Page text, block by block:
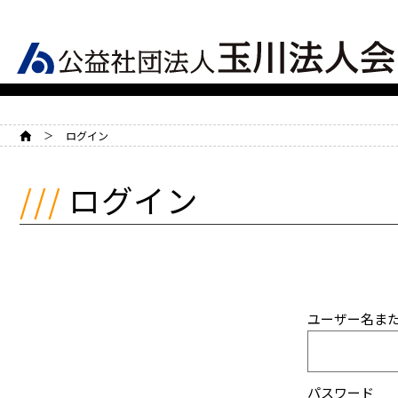
HOME ログイン
ログイン
ユーザー名ま
パスワード